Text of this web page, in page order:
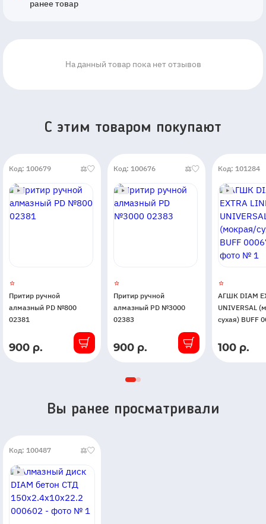
ранее товар
На данный товар пока нет отзывов
C этим товаром покупают
Код: 100679
Притир ручной
алмазный PD №800
02381
В
900 р.
Код: 100676
Притир ручной
алмазный PD №3000
02383
В
900 р.
Код: 101284
АГШК DIAM
UNIVERSAL
сухая) BUFF
В
100 р.
Вы ранее просматривали
Код: 100487